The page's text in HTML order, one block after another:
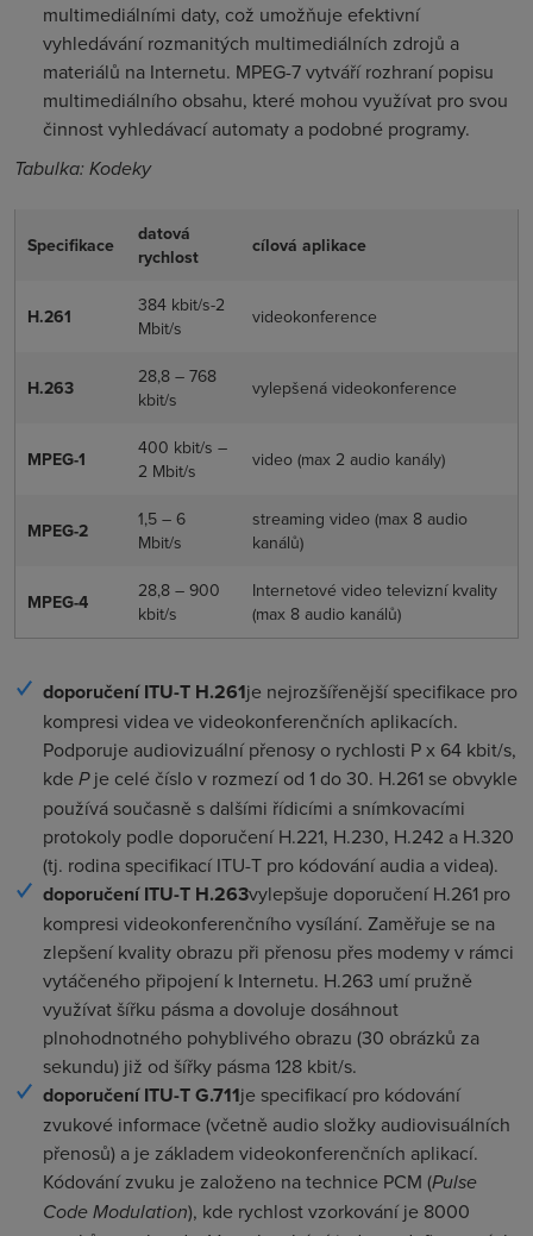
multimediálními daty, což umožňuje efektivní
vyhledávání rozmanitých multimediálních zdrojů a
materiálů na Internetu. MPEG-7 vytváří rozhraní popisu
multimediálního obsahu, které mohou využívat pro svou
činnost vyhledávací automaty a podobné programy.
Tabulka: Kodeky
Specifikace
datová
rychlost
cílová aplikace
H.261
384 kbit/s-2
Mbit/s
videokonference
H.263
28,8 – 768
kbit/s
vylepšená videokonference
MPEG-1
400 kbit/s –
2 Mbit/s
video (max 2 audio kanály)
MPEG-2
1,5 – 6
Mbit/s
streaming video (max 8 audio
kanálů)
MPEG-4
28,8 – 900
kbit/s
Internetové video televizní kvality
(max 8 audio kanálů)
doporučení ITU-T H.261je nejrozšířenější specifikace pro
kompresi videa ve videokonferenčních aplikacích.
Podporuje audiovizuální přenosy o rychlosti P x 64 kbit/s,
kde Pje celé číslo v rozmezí od 1 do 30. H.261 se obvykle
používá současně s dalšími řídicími a snímkovacími
protokoly podle doporučení H.221, H.230, H.242 a H.320
(tj. rodina specifikací ITU-T pro kódování audia a videa).
doporučení ITU-T H.263vylepšuje doporučení H.261 pro
kompresi videokonferenčního vysílání. Zaměřuje se na
zlepšení kvality obrazu při přenosu přes modemy v rámci
vytáčeného připojení k Internetu. H.263 umí pružně
využívat šířku pásma a dovoluje dosáhnout
plnohodnotného pohyblivého obrazu (30 obrázků za
sekundu) již od šířky pásma 128 kbit/s.
doporučení ITU-T G.711je specifikací pro kódování
zvukové informace (včetně audio složky audiovisuálních
přenosů) a je základem videokonferenčních aplikací.
Kódování zvuku je založeno na technice PCM (Pulse
Code Modulation), kde rychlost vzorkování je 8000